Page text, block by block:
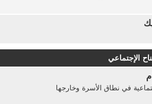
الإجتماعي
في نطاق الأسرة وخارجها